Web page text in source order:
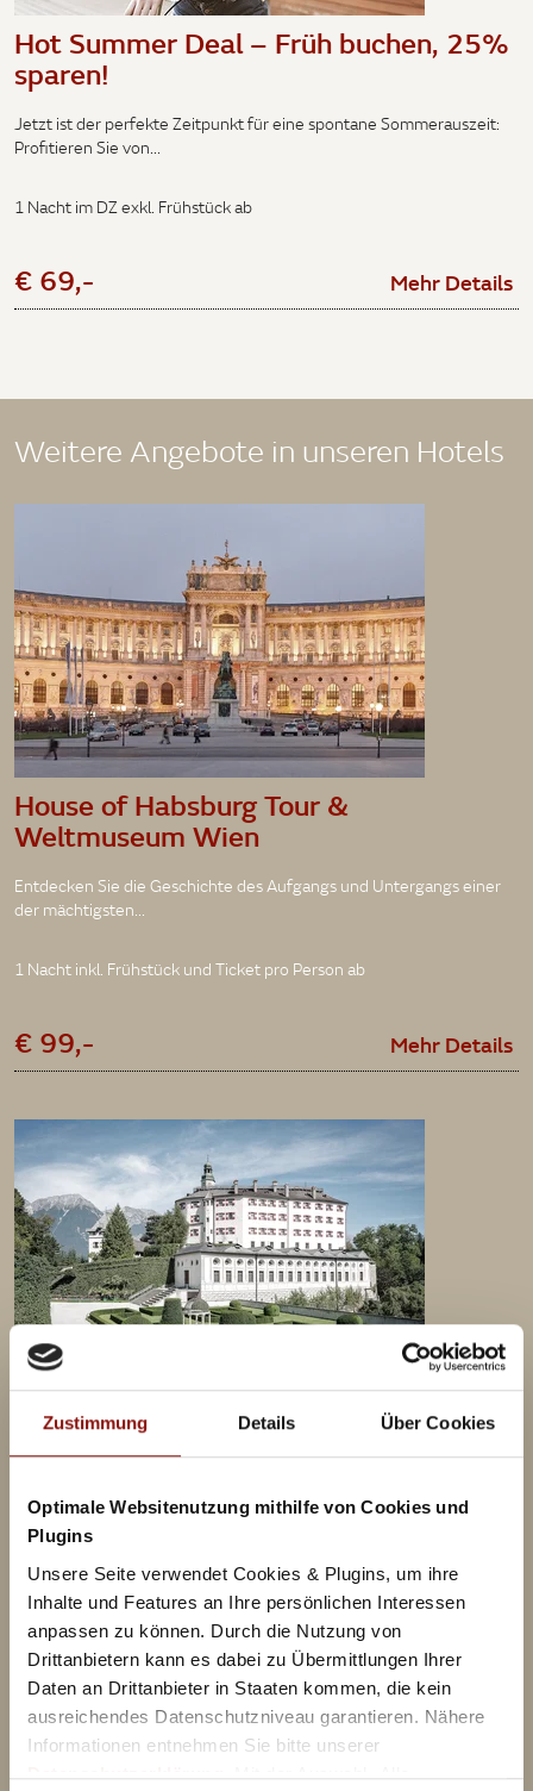
Zustimmung Details Über Cookies
Optimale Websitenutzung mithilfe von Cookies und
Plugins
Unsere Seite verwendet Cookies & Plugins, um ihre
Inhalte und Features an Ihre persönlichen Interessen
anpassen zu können. Durch die Nutzung von
Drittanbietern kann es dabei zu Übermittlungen Ihrer
Daten an Drittanbieter in Staaten kommen, die kein
ausreichendes Datenschutzniveau garantieren. Nähere
Informationen entnehmen Sie bitte unserer
Datenschutzerklärung. Mit der Auswahl „Alle
Hot Summer Deal – Früh buchen, 25%
sparen!
Jetzt ist der perfekte Zeitpunkt für eine spontane Sommerauszeit:
Profitieren Sie von...
1 Nacht im DZ exkl. Frühstück ab
€ 69,- Mehr Details
Weitere Angebote in unseren Hotels
House of Habsburg Tour &
Weltmuseum Wien
Entdecken Sie die Geschichte des Aufgangs und Untergangs einer
der mächtigsten...
1 Nacht inkl. Frühstück und Ticket pro Person ab
€ 99,- Mehr Details
Schloss Ambras Innsbruck
€ 160,- Mehr Details